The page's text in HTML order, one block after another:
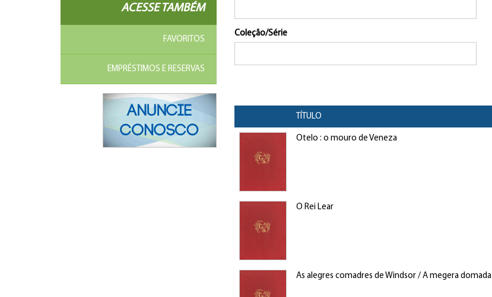
ACESSE TAMBÉM
FAVORITOS
EMPRÉSTIMOS E RESERVAS
Coleção/Série
TÍTULO
Otelo : o mouro de Veneza
O Rei Lear
As alegres comadres de Windsor / A megera domada